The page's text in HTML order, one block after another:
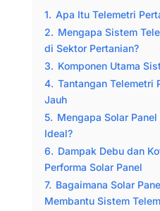
1. Apa Itu Telemetri
2. Mengapa Sistem
di Sektor Pertanian?
3. Komponen Utama
4. Tantangan Telemetri
Jauh
5. Mengapa Solar
Ideal?
6. Dampak Debu dan
Performa Solar Panel
7. Bagaimana Solar
Membantu Sistem